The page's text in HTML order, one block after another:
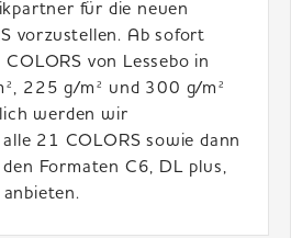
für die neuen
vorzustellen. Ab sofort
von Lessebo in
225 g/m² und 300 g/m²
werden wir
21 COLORS sowie dann
Formaten C6, DL plus,